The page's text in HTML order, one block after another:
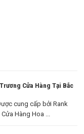
Cửa Hàng Tại Bắc
cung cấp bởi Rank
Cửa Hàng Hoa ...